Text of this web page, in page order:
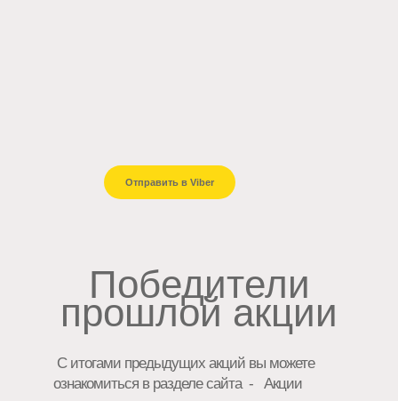
Отправить в Viber
прошлой акции
ознакомиться в разделе сайта  -   Акции